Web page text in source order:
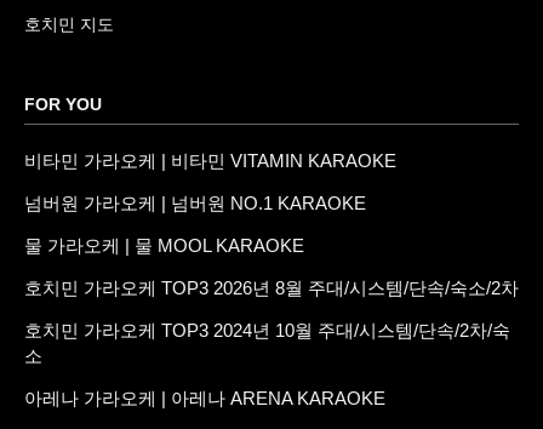
호치민 지도
FOR YOU
비타민 가라오케 | 비타민 VITAMIN KARAOKE
넘버원 가라오케 | 넘버원 NO.1 KARAOKE
물 가라오케 | 물 MOOL KARAOKE
호치민 가라오케 TOP3 2026년 8월 주대/시스템/단속/숙소/2차
호치민 가라오케 TOP3 2024년 10월 주대/시스템/단속/2차/숙
소
아레나 가라오케 | 아레나 ARENA KARAOKE